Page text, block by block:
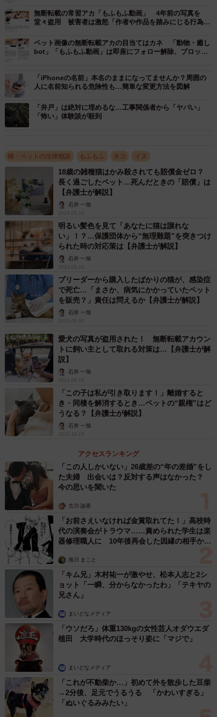
可能
▽１ 著作権侵害
まず「著作権」について説明します。
「創作者の思想または感情を創作的に表現したものであっ
て、文芸、学術、美術または音楽の範囲に属するもの」
（著作権法２条１項１号）を創作した人は、その物の著作
者であり（同２号）、著作権を有することになります。著
作権は、特許権や意匠権、商標権のように、特別な登録手
自分の飼っているペットの面白いしぐさや愛らしい姿を撮
影した写真や動画は、撮
影者のオリジナリティに溢れた創作品として、撮影者であ
る飼い主の著作物に該当す
るでしょう。
著作権者には、著作物に対する様々な権利が認められます
が、その中に複製権（著
作権法２１条）というものがあります。複製とは、「印
刷、写真、複写、録音、録画
その他の方法により有形的に再製すること」をいいます
（同法２条１項１５号）。詳
の複製であるとか、図書館
での複写など）を除いて、著作権を有しない第三者が誰か
の著作物のコピーを自由に
作成することは許されないのです。またこの他にも著作権
者は、自分の著作物をネッ
トなどで公衆送信する権利（公衆送信権。同法２３条１
項）も専有しています。そこ
で、著作物の電子データファイルをサーバにアップロード
する行為は、著作権者の複
製権もしくは公衆送信権を侵害する違法行為となります。
▽２ 削除請求
違法行為である無断転載に対する対応策としては、まず著
作権の侵害を理由としてその投稿の削除を求める方法があ
ります。無断転載者にDMなどで直接警告することでもいい
のですが、X（Twitter）やYouTube、Instagram等の著名な
サービスには、著作権侵害を始めとした知的財産権の問題
について報告する仕組みが設置されています。
この仕組みを使って、該当する投稿が著作権を侵害するも
のであることと、そのように考える根拠を運営側に示し
て、プラットフォームに削除をお願いするのがもっとも簡
便な方法です。
プラットフォーム側にそのような通報の仕組みがない場合
は、裁判所に削除仮処分の手続を申し立てることを検討す
ることになります。
無断転載の常習アカ「もふもふ動画」 4年前の写真を
堂々盗用 被害者は激怒「作者や作品を踏みにじる行為」
ペット画像の無断転載アカの目当てはカネ 「動物・癒し
bot」「もふもふ動画」は即座にフォロー解除、ブロック
「iPhoneの名前」本名のままになってませんか？周囲の
人に名前知られる危険性も…簡単な変更方法を図解
「井戸」は絶対に埋めるな…工事関係者から「ヤバい」
「怖い」体験談が殺到
猫・ペットの法律相談 もふもふ ネコ イヌ
18歳の雑種猫はかみ殺されても賠償金ゼロ？
長く過ごしたペット…死んだときの「賠償」は
【弁護士が解説】
石井 一旭
2024.05.10
明るい髪色を見て「あなたに猫は譲れな
い」！？…保護団体から“無理難題”を突きつけ
られた時の対応策は【弁護士が解説】
石井 一旭
2023.08.10
ブリーダーから購入したばかりの猫が、感染症
で死亡…「まさか、病気にかかっていたペット
を販売？」責任は問えるか【弁護士が解説】
石井 一旭
2023.09.02
愛犬の写真が盗用された！ 無断転載アカウン
トに飼い主として取れる対策は…【弁護士が解
説】
石井 一旭
2023.09.16
「この子は私が引き取ります！」離婚すると
き・同棲を解消するとき…ペットの“親権”はど
うなる？【弁護士が解説】
石井 一旭
2023.10.15
アクセスランキング
「この人しかいない」26歳差の“年の差婚”をし
た夫婦 出会いは？反対する声はなかった？
今の思いを聞いた
古川 諭香
「お前さえいなければ金賞取れてた！」高校時
代の演奏会がトラウマ……責められた学生は楽
器修理職人に 10年後再会した因縁の相手から
海川 まこと
「キム兄」木村祐一が激やせ、松本人志と2シ
ョット「一瞬、分からなかったわ」「テキヤの
兄さん」
まいどなメディア
「ウソだろ」体重130kgの女性芸人オダウエダ
植田 大学時代のほっそり姿に「マジで」
まいどなメディア
「これが不動柴か…」初めて外を散歩した豆柴
→2分後、足元でうるうる 「かわいすぎる」
「ぬいぐるみみたい」